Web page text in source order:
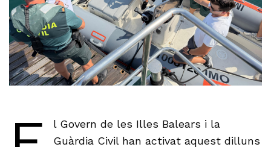
l Govern de les Illes Balears i la
Guàrdia Civil han activat aquest dilluns